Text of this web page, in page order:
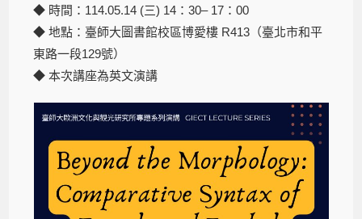
◆ 時間：114.05.14 (三) 14：30– 17：00
◆ 地點：臺師大圖書館校區博愛樓 R413（臺北市和平
東路一段129號）
◆ 本次講座為英文演講